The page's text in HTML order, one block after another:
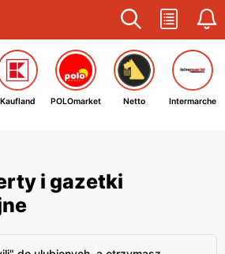
Kaufland POLOmarket Netto Intermarche
i gazetki